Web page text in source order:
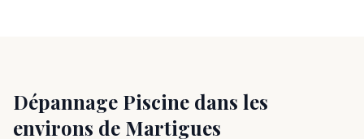
Dépannage Piscine dans les
environs de Martigues